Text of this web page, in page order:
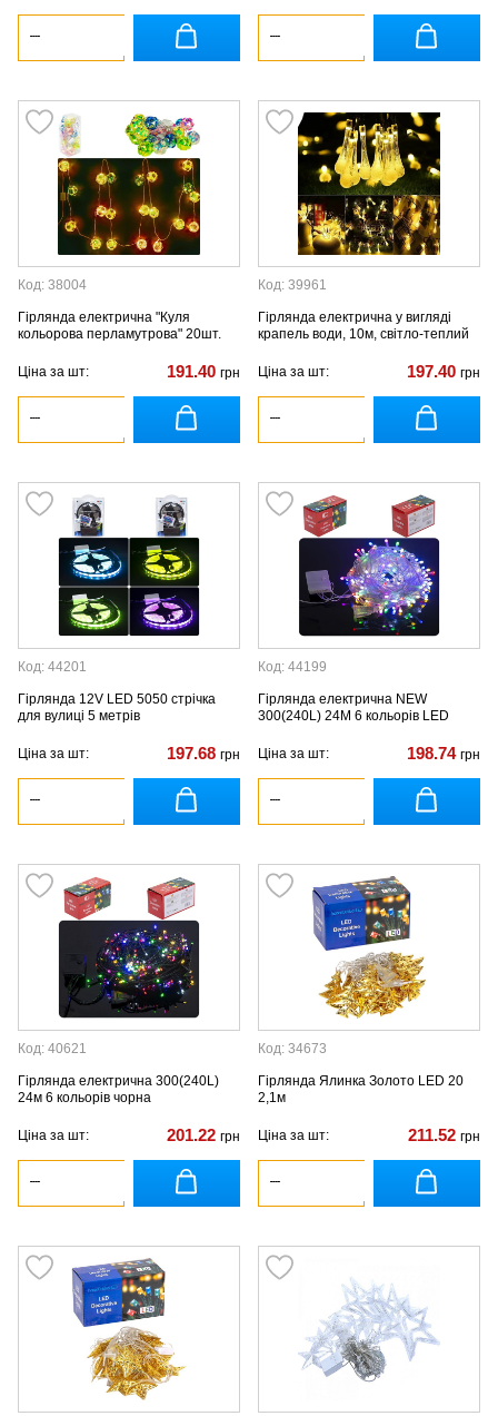
Код: 38004
Гірлянда електрична "Куля
кольорова перламутрова" 20шт.
Ціна за шт: 191.40 грн
Код: 39961
Гірлянда електрична у вигляді
крапель води, 10м, світло-теплий
Ціна за шт: 197.40 грн
Код: 44201
Гірлянда 12V LED 5050 стрічка
для вулиці 5 метрів
Ціна за шт: 197.68 грн
Код: 44199
Гірлянда електрична NEW
300(240L) 24M 6 кольорів LED
Ціна за шт: 198.74 грн
Код: 40621
Гірлянда електрична 300(240L)
24м 6 кольорів чорна
Ціна за шт: 201.22 грн
Код: 34673
Гірлянда Ялинка Золото LED 20
2,1м
Ціна за шт: 211.52 грн